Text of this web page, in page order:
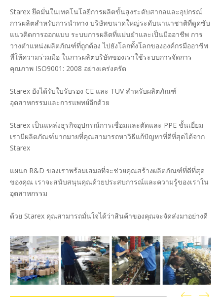
Starex ยึดมั่นในเทคโนโลยีการผลิตขั้นสูงระดับสากลและอุปกรณ์
การผลิตสำหรับการนำทาง บริษัทขนาดใหญ่ระดับนานาชาติที่ดูดซับ
แนวคิดการออกแบบ ระบบการผลิตที่แม่นยำและเป็นมืออาชีพ การ
วางตำแหน่งผลิตภัณฑ์ที่ถูกต้อง ไปยังโลกทั้งโลกขององค์กรมืออาชีพ
ที่ให้ความร่วมมือ ในการผลิตบริษัทของเราใช้ระบบการจัดการ
คุณภาพ ISO9001: 2008 อย่างเคร่งครัด
Starex ยังได้รับใบรับรอง CE และ TUV สำหรับผลิตภัณฑ์
อุตสาหกรรมและการแพทย์อีกด้วย
Starex เป็นแหล่งธุรกิจอุปกรณ์การเชื่อมและตัดและ PPE ชั้นเยี่ยม
เรามีผลิตภัณฑ์มากมายที่คุณสามารถหาวิธีแก้ปัญหาที่ดีที่สุดได้จาก
Starex
แผนก R&D ของเราพร้อมเสมอที่จะช่วยคุณสร้างผลิตภัณฑ์ที่ดีที่สุด
ของคุณ เราจะสนับสนุนคุณด้วยประสบการณ์และความรู้ของเราใน
อุตสาหกรรม
ด้วย Starex คุณสามารถมั่นใจได้ว่าสินค้าของคุณจะจัดส่งมาอย่างดี